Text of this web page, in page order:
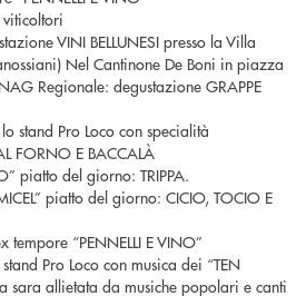
VINI BELLUNESI presso la Villa
Nel Cantinone De Boni in piazza
Regionale: degustazione GRAPPE
stand Pro Loco con specialità
FORNO E BACCALÀ
piatto del giorno: TRIPPA.
piatto del giorno: CICIO, TOCIO E
“PENNELLI E VINO”
Pro Loco con musica dei “TEN
sara allietata da musiche popolari e canti